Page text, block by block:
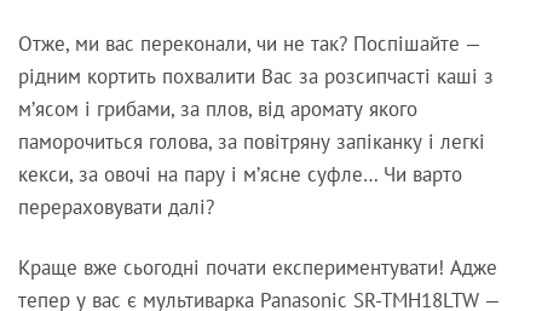
Отже, ми вас переконали, чи не так? Поспішайте —
рідним кортить похвалити Вас за розсипчасті каші з
м’ясом і грибами, за плов, від аромату якого
паморочиться голова, за повітряну запіканку і легкі
кекси, за овочі на пару і м’ясне суфле… Чи варто
перераховувати далі?
Краще вже сьогодні почати експериментувати! Адже
тепер у вас є мультиварка Panasonic SR-TMH18LTW —